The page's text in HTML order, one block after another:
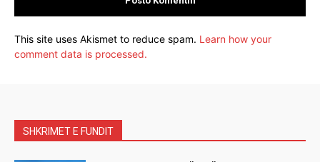
This site uses Akismet to reduce spam. Learn how your
comment data is processed.
SHKRIMET E FUNDIT